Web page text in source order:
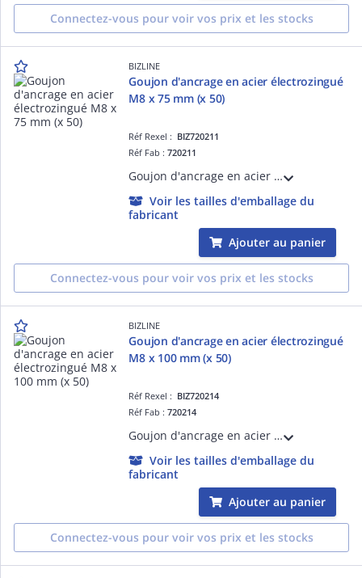
Connectez-vous pour voir vos prix et les stocks
BIZLINE
Goujon d'ancrage en acier électrozingué
M8 x 75 mm (x 50)
Réf Rexel : BIZ720211
Réf Fab :720211
Goujon d'ancrage en acier électrozingué M8 x 75 mm (x 50)
Voir les tailles d'emballage du
fabricant
Ajouter au panier
Connectez-vous pour voir vos prix et les stocks
BIZLINE
Goujon d'ancrage en acier électrozingué
M8 x 100 mm (x 50)
Réf Rexel : BIZ720214
Réf Fab :720214
Goujon d'ancrage en acier électrozingué M8 x 100 mm (x 50)
Voir les tailles d'emballage du
fabricant
Ajouter au panier
Connectez-vous pour voir vos prix et les stocks